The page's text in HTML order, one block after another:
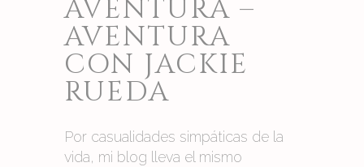
AVENTURA –
AVENTURA
CON JACKIE
RUEDA
Por casualidades simpáticas de la
vida, mi blog lleva el mismo